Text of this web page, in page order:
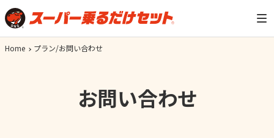
Home プラン/お問い合わせ
お問い合わせ